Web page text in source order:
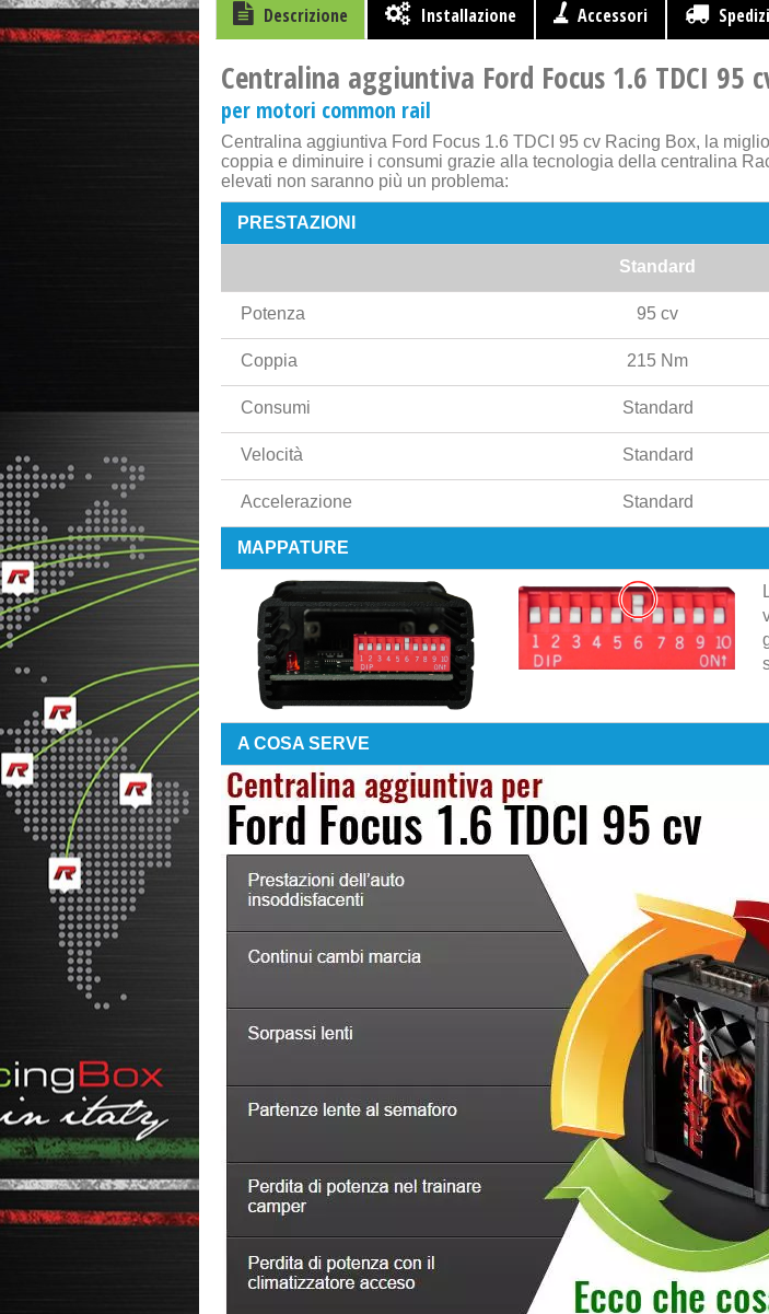
Descrizione Installazione Accessori
Centralina aggiuntiva Ford Focus 1.6 TDCI 95
per motori common rail
Centralina aggiuntiva Ford Focus 1.6 TDCI 95 cv Racing Box, la
coppia e diminuire i consumi grazie alla tecnologia della centralina
elevati non saranno più un problema:
PRESTAZIONI
Standard
Potenza 95 cv
Coppia 215 Nm
Consumi Standard
Velocità Standard
Accelerazione Standard
MAPPATURE
A COSA SERVE